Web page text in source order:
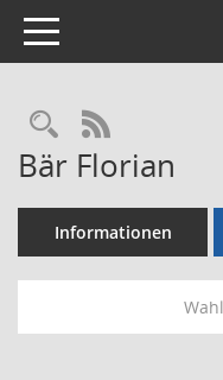
Toggle navigation
RSS-Feed
Bär Florian
Informationen